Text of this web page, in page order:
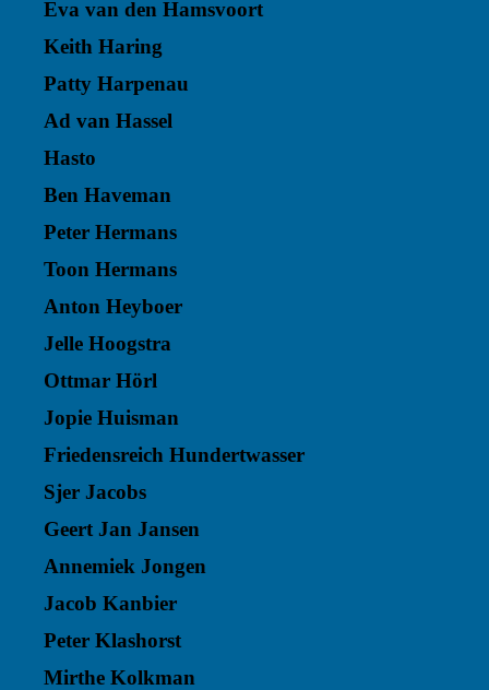
Eva van den Hamsvoort
Keith Haring
Patty Harpenau
Ad van Hassel
Hasto
Ben Haveman
Peter Hermans
Toon Hermans
Anton Heyboer
Jelle Hoogstra
Ottmar Hörl
Jopie Huisman
Friedensreich Hundertwasser
Sjer Jacobs
Geert Jan Jansen
Annemiek Jongen
Jacob Kanbier
Peter Klashorst
Mirthe Kolkman